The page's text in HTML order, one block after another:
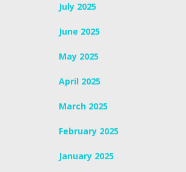
July 2025
June 2025
May 2025
April 2025
March 2025
February 2025
January 2025